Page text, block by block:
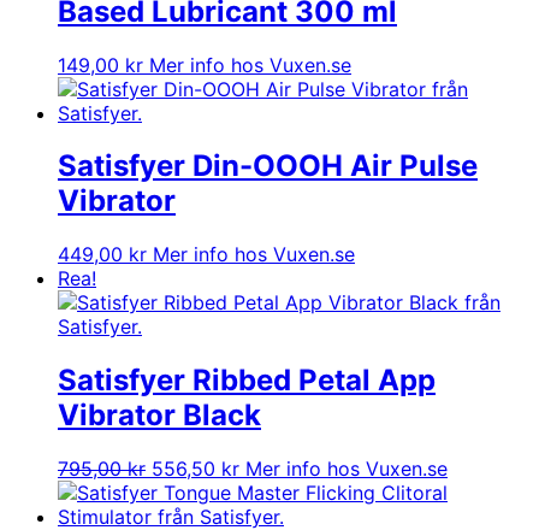
Based Lubricant 300 ml
149,00 kr Mer info hos Vuxen.se
Satisfyer Din-OOOH Air Pulse
Vibrator
449,00 kr Mer info hos Vuxen.se
Rea!
Satisfyer Ribbed Petal App
Vibrator Black
795,00kr Det
ursprungliga
priset
556,50 krDet
nuvarande
priset
Mer info hos Vuxen.se